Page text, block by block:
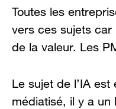
Toutes les
vers ces sujets
de la valeur. Les
Le sujet de l’IA
médiatisé, il y a